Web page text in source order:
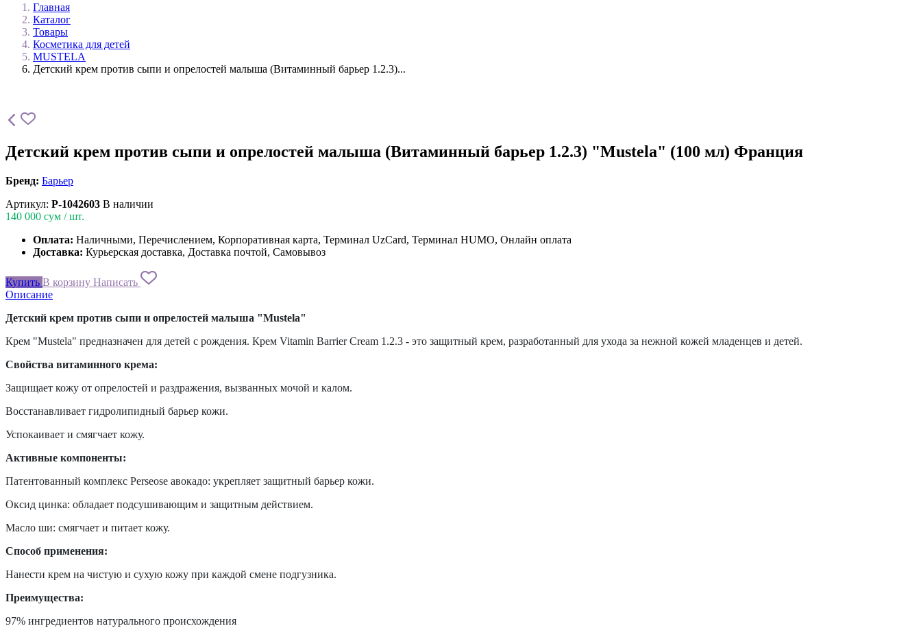
Главная
Каталог
Товары
Косметика для детей
MUSTELA
Детский крем против сыпи и опрелостей малыша (Витаминный барьер 1.2.3)...
Детский крем против сыпи и опрелостей малыша (Витаминный барьер 1.2.3) "Mustela" (100 мл) Франция
Бренд: Барьер
Артикул: P-1042603 В наличии
140 000 сум / шт.
Оплата: Наличными, Перечислением, Корпоративная карта, Терминал UzCard, Терминал HUMO, Онлайн оплата
Доставка: Курьерская доставка, Доставка почтой, Самовывоз
Купить В корзину Написать
Описание
Детский крем против сыпи и опрелостей малыша "Mustela"
Крем "Mustela" предназначен для детей с рождения. Крем Vitamin Barrier Cream 1.2.3 - это защитный крем, разработанный для ухода за нежной кожей младенцев и детей.
Свойства витаминного крема:
Защищает кожу от опрелостей и раздражения, вызванных мочой и калом.
Восстанавливает гидролипидный барьер кожи.
Успокаивает и смягчает кожу.
Активные компоненты:
Патентованный комплекс Perseose авокадо: укрепляет защитный барьер кожи.
Оксид цинка: обладает подсушивающим и защитным действием.
Масло ши: смягчает и питает кожу.
Способ применения:
Нанести крем на чистую и сухую кожу при каждой смене подгузника.
Преимущества:
97% ингредиентов натурального происхождения